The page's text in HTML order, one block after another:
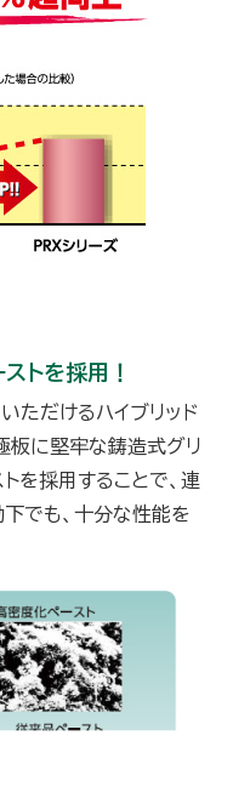
トを採用！
ただけるハイブリッド
板に堅牢な鋳造式グリ
を採用することで、連
でも、十分な性能を